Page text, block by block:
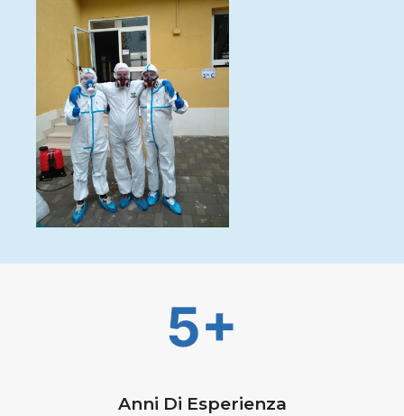
5+
Anni Di Esperienza